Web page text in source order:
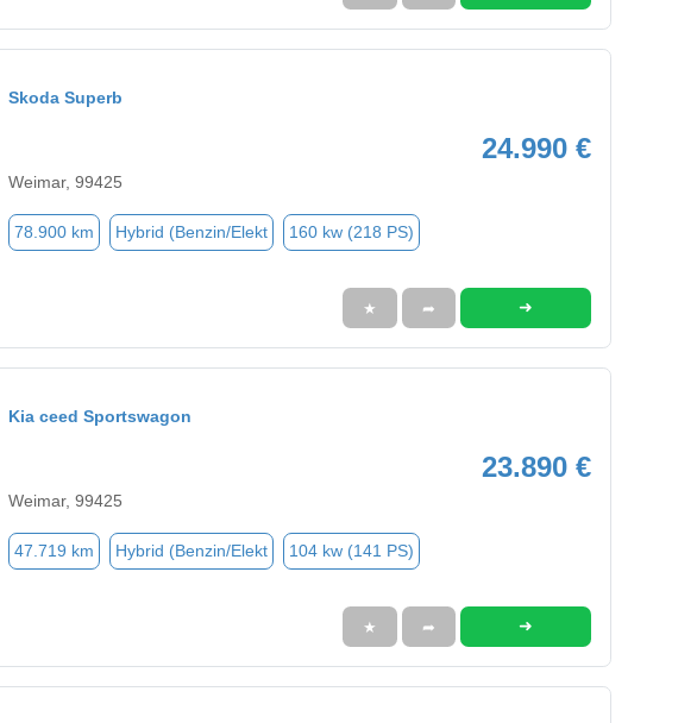
Skoda Superb
24.990 €
Weimar, 99425
78.900 km Hybrid (Benzin/Elekt 160 kw (218 PS)
★ ➦ ➜
Kia ceed Sportswagon
23.890 €
Weimar, 99425
47.719 km Hybrid (Benzin/Elekt 104 kw (141 PS)
★ ➦ ➜